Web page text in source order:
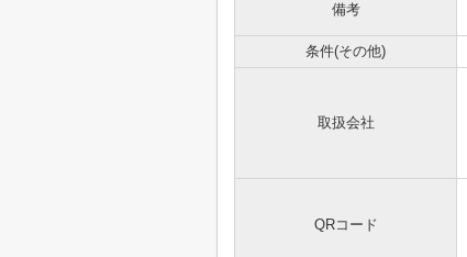
備考
条件(その他)
取扱会社
QRコード